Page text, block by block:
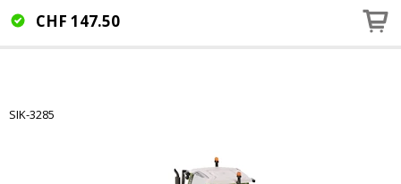
CHF 147.50
SIK-3285